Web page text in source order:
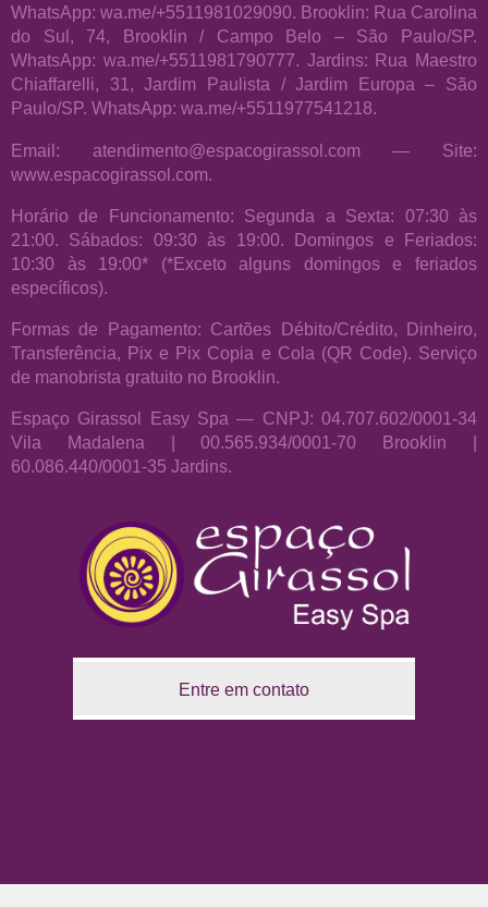
WhatsApp: wa.me/+5511981029090. Brooklin: Rua Carolina
do Sul, 74, Brooklin / Campo Belo – São Paulo/SP.
WhatsApp: wa.me/+5511981790777. Jardins: Rua Maestro
Chiaffarelli, 31, Jardim Paulista / Jardim Europa – São
Paulo/SP. WhatsApp: wa.me/+5511977541218.
Email: atendimento@espacogirassol.com — Site:
www.espacogirassol.com.
Horário de Funcionamento: Segunda a Sexta: 07:30 às
21:00. Sábados: 09:30 às 19:00. Domingos e Feriados:
10:30 às 19:00* (*Exceto alguns domingos e feriados
específicos).
Formas de Pagamento: Cartões Débito/Crédito, Dinheiro,
Transferência, Pix e Pix Copia e Cola (QR Code). Serviço
de manobrista gratuito no Brooklin.
Espaço Girassol Easy Spa — CNPJ: 04.707.602/0001-34
Vila Madalena | 00.565.934/0001-70 Brooklin |
60.086.440/0001-35 Jardins.
Entre em contato